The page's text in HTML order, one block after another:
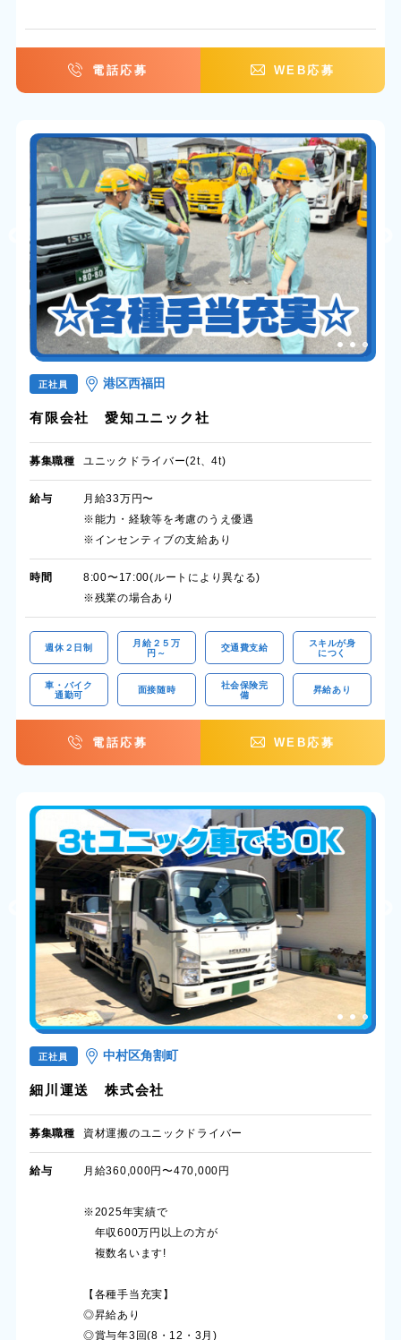
電話応募 WEB応募
正社員 港区西福田
有限会社 愛知ユニック社
募集職種 ユニックドライバー(2t、4t)
給与
月給33万円〜
※能力・経験等を考慮のうえ優遇
※インセンティブの支給あり
時間
8:00〜17:00(ルートにより異なる)
※残業の場合あり
週休２日制
月給２５万
円～
交通費支給
スキルが身
につく
車・バイク
通勤可
面接随時
社会保険完
備
昇給あり
電話応募 WEB応募
正社員 中村区角割町
細川運送 株式会社
募集職種 資材運搬のユニックドライバー
給与 月給360,000円〜470,000円
※2025年実績で
年収600万円以上の方が
複数名います!
【各種手当充実】
◎昇給あり
◎賞与年3回(8・12・3月)